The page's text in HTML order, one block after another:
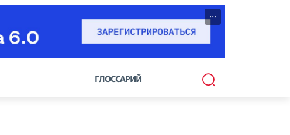
···
ГЛОССАРИЙ